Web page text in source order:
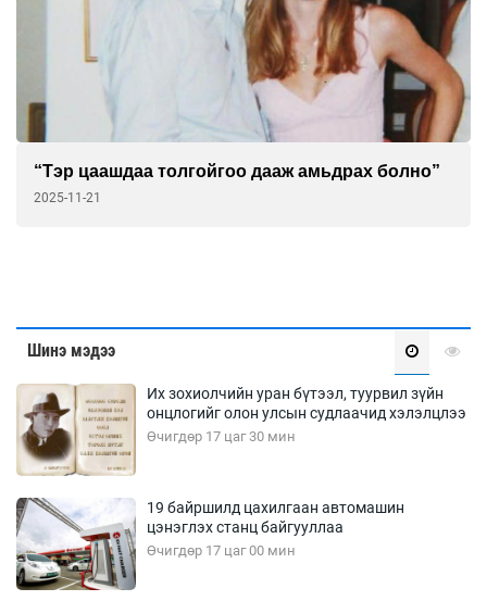
Монгол тамирчид "Physical: Asia"-г доргиож
байна
Шинэ мэдээ
Их зохиолчийн уран бүтээл, туурвил зүйн
онцлогийг олон улсын судлаачид хэлэлцлээ
Өчигдөр 17 цаг 30 мин
19 байршилд цахилгаан автомашин
цэнэглэх станц байгууллаа
Өчигдөр 17 цаг 00 мин